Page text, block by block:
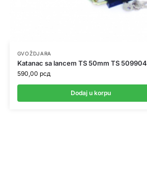
GVOŽDJARA
Katanac sa lancem TS 50mm TS 509904
590,00 рсд
Dodaj u korpu